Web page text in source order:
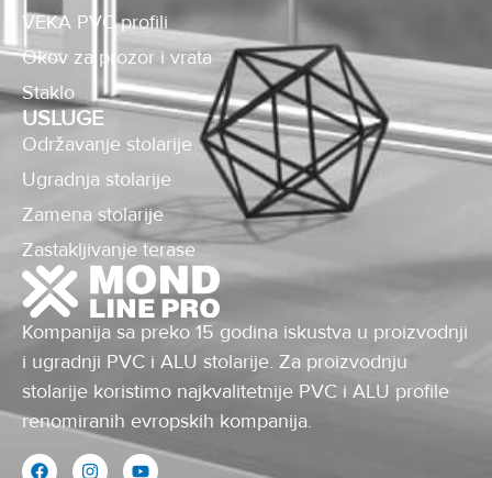
VEKA PVC profili
Okov za prozor i vrata
Staklo
USLUGE
Održavanje stolarije
Ugradnja stolarije
Zamena stolarije
Zastakljivanje terase
Kompanija sa preko 15 godina iskustva u proizvodnji
i ugradnji PVC i ALU stolarije. Za proizvodnju
stolarije koristimo najkvalitetnije PVC i ALU profile
renomiranih evropskih kompanija.